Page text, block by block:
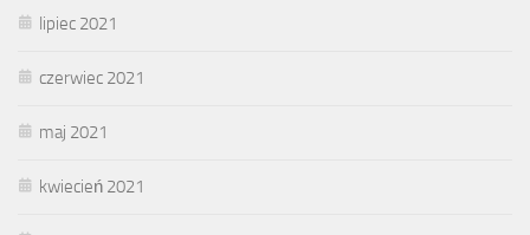
lipiec 2021
czerwiec 2021
maj 2021
kwiecień 2021